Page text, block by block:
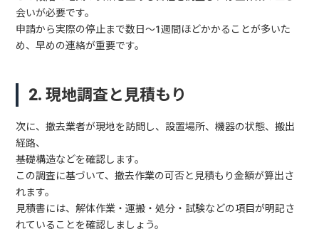
会いが必要です。
申請から実際の停止まで数日〜1週間ほどかかることが多いた
め、早めの連絡が重要です。
2. 現地調査と見積もり
次に、撤去業者が現地を訪問し、設置場所、機器の状態、搬出
経路、
基礎構造などを確認します。
この調査に基づいて、撤去作業の可否と見積もり金額が算出さ
れます。
見積書には、解体作業・運搬・処分・試験などの項目が明記さ
れていることを確認しましょう。